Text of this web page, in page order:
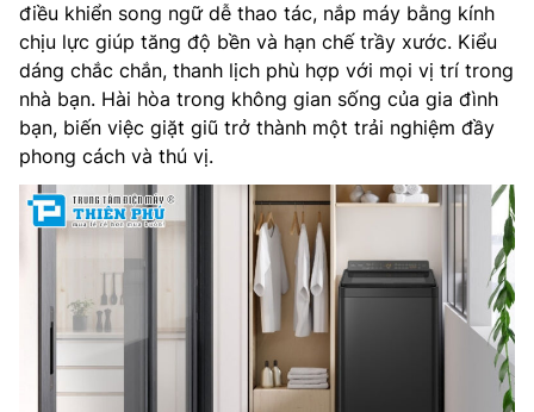
điều khiển song ngữ dễ thao tác, nắp máy bằng kính
chịu lực giúp tăng độ bền và hạn chế trầy xước. Kiểu
dáng chắc chắn, thanh lịch phù hợp với mọi vị trí trong
nhà bạn. Hài hòa trong không gian sống của gia đình
bạn, biến việc giặt giũ trở thành một trải nghiệm đầy
phong cách và thú vị.